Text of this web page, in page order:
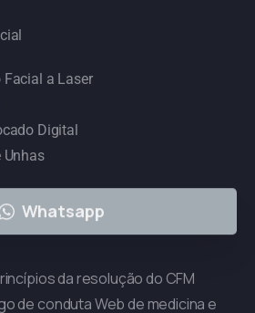
Facial a Laser
Digital
Unhas
Whatsapp
da resolução do CFM
de conduta Web de medicina e